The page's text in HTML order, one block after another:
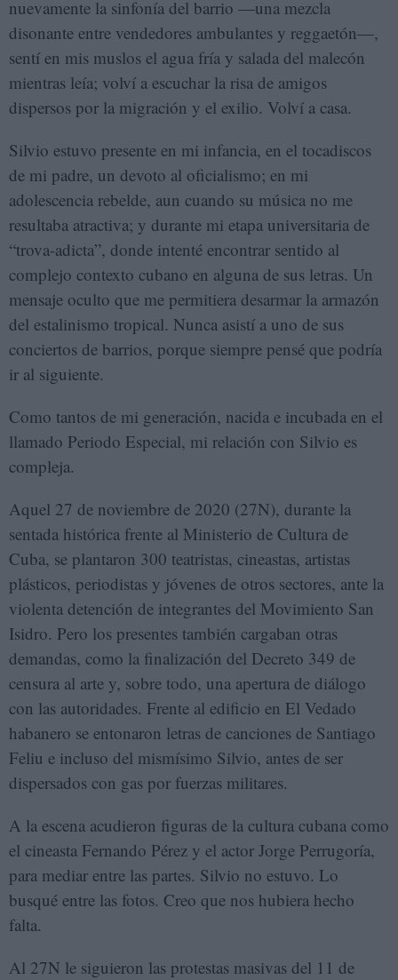
nuevamente la sinfonía del barrio —una mezcla
disonante entre vendedores ambulantes y reggaetón—,
sentí en mis muslos el agua fría y salada del malecón
mientras leía; volví a escuchar la risa de amigos
dispersos por la migración y el exilio. Volví a casa.
Silvio estuvo presente en mi infancia, en el tocadiscos
de mi padre, un devoto al oficialismo; en mi
adolescencia rebelde, aun cuando su música no me
resultaba atractiva; y durante mi etapa universitaria de
“trova-adicta”, donde intenté encontrar sentido al
complejo contexto cubano en alguna de sus letras. Un
mensaje oculto que me permitiera desarmar la armazón
del estalinismo tropical. Nunca asistí a uno de sus
conciertos de barrios, porque siempre pensé que podría
ir al siguiente.
Como tantos de mi generación, nacida e incubada en el
llamado Periodo Especial, mi relación con Silvio es
compleja.
Aquel 27 de noviembre de 2020 (27N), durante la
sentada histórica frente al Ministerio de Cultura de
Cuba, se plantaron 300 teatristas, cineastas, artistas
plásticos, periodistas y jóvenes de otros sectores, ante la
violenta detención de integrantes del Movimiento San
Isidro. Pero los presentes también cargaban otras
demandas, como la finalización del Decreto 349 de
censura al arte y, sobre todo, una apertura de diálogo
con las autoridades. Frente al edificio en El Vedado
habanero se entonaron letras de canciones de Santiago
Feliu e incluso del mismísimo Silvio, antes de ser
dispersados con gas por fuerzas militares.
A la escena acudieron figuras de la cultura cubana como
el cineasta Fernando Pérez y el actor Jorge Perrugoría,
para mediar entre las partes. Silvio no estuvo. Lo
busqué entre las fotos. Creo que nos hubiera hecho
falta.
Al 27N le siguieron las protestas masivas del 11 de